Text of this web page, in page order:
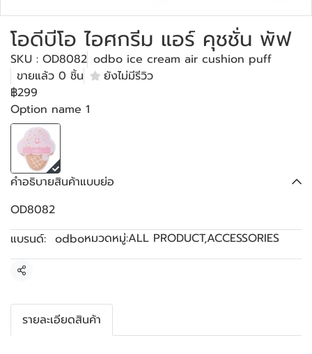
โอดีบีโอ ไอศกรีม แอร์ คุชชั่น พัฟ
SKU : OD8082 odbo ice cream air cushion puff
ขายแล้ว 0 ชิ้น
ยังไม่มีรีวิว
฿299
Option name 1
คำอธิบายสินค้าแบบย่อ
OD8082
แบรนด์: odboหมวดหมู่:ALL PRODUCT,ACCESSORIES
แชร์
รายละเอียดสินค้า